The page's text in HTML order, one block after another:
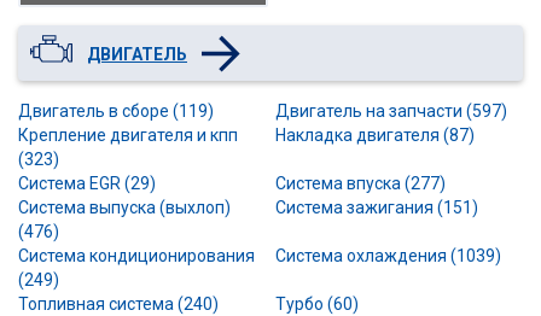
ДВИГАТЕЛЬ
Двигатель в сборе (119)
Двигатель на запчасти (597)
Крепление двигателя и кпп
(323)
Накладка двигателя (87)
Система EGR (29)
Система впуска (277)
Система выпуска (выхлоп)
(476)
Система зажигания (151)
Система кондиционирования
(249)
Система охлаждения (1039)
Топливная система (240)
Турбо (60)